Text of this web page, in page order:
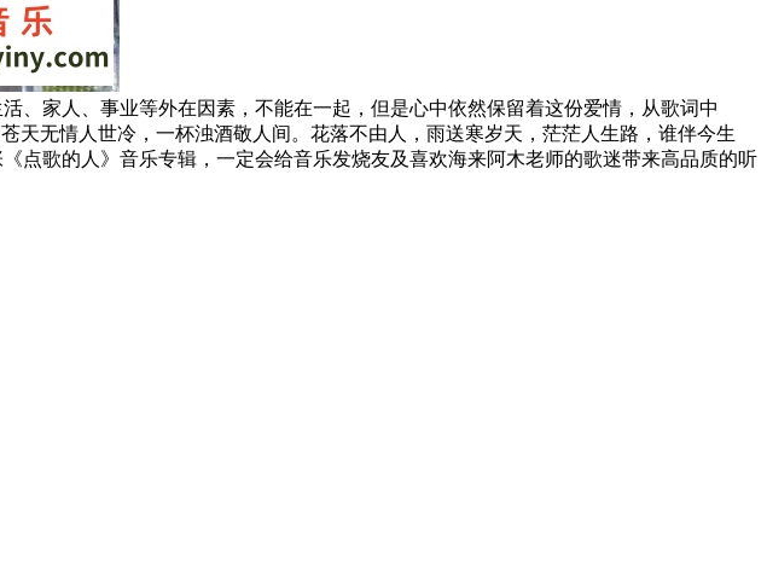
、家人、事业等外在因素，不能在一起，但是心中依然保留着这份爱情，从歌词中
天无情人世冷，一杯浊酒敬人间。花落不由人，雨送寒岁天，茫茫人生路，谁伴今生
点歌的人》音乐专辑，一定会给音乐发烧友及喜欢海来阿木老师的歌迷带来高品质的听